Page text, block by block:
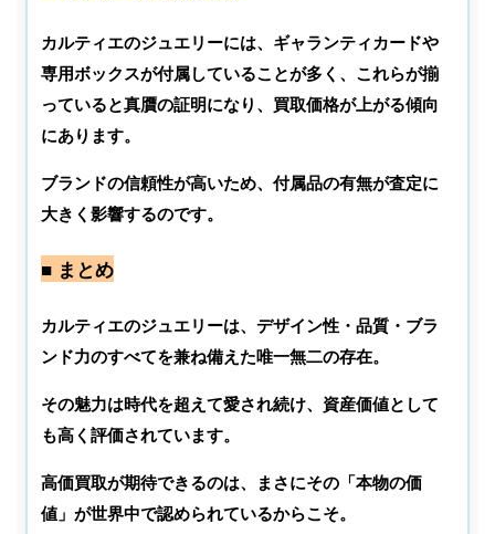
カルティエのジュエリーには、ギャランティカードや
専用ボックスが付属していることが多く、これらが揃
っていると真贋の証明になり、買取価格が上がる傾向
にあります。
ブランドの信頼性が高いため、付属品の有無が査定に
大きく影響するのです。
■ まとめ
カルティエのジュエリーは、デザイン性・品質・ブラ
ンド力のすべてを兼ね備えた唯一無二の存在。
その魅力は時代を超えて愛され続け、資産価値として
も高く評価されています。
高価買取が期待できるのは、まさにその「本物の価
値」が世界中で認められているからこそ。